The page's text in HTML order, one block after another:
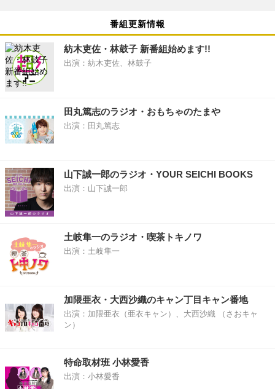
番組更新情報
紡木吏佐・林鼓子 新番組始めます!!
出演：紡木吏佐、林鼓子
田丸篤志のラジオ・おもちゃのたまや
出演：田丸篤志
山下誠一郎のラジオ・YOUR SEICHI BOOKS
出演：山下誠一郎
土岐隼一のラジオ・喫茶トキノワ
出演：土岐隼一
加隈亜衣・大西沙織のキャン丁目キャン番地
出演：加隈亜衣（亜衣キャン）、大西沙織 （さおキャ
ン）
特命取材班 小林愛香
出演：小林愛香